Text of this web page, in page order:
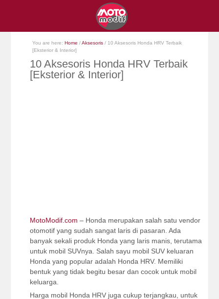
You are here: Home / Aksesoris /10 Aksesoris Honda HRV Terbaik
[Eksterior & Interior]
10 Aksesoris Honda HRV Terbaik
[Eksterior & Interior]
MotoModif.com – Honda merupakan salah satu vendor
otomotif yang sudah sangat laris di pasaran. Ada
banyak sekali produk Honda yang laris manis, terutama
untuk mobil SUVnya. Salah sayu mobil SUV keluaran
Honda yang popular adalah Honda HRV. Memiliki
bentuk yang tidak begitu besar dan cocok untuk mobil
keluarga.
Harga mobil Honda HRV juga cukup terjangkau, untuk